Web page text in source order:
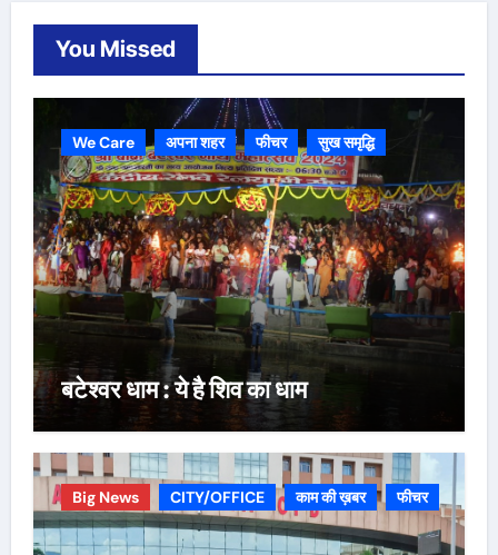
You Missed
We Care अपना शहर फीचर सुख समृद्धि
बटेश्वर धाम : ये है शिव का धाम
Big News CITY/OFFICE काम की ख़बर फीचर